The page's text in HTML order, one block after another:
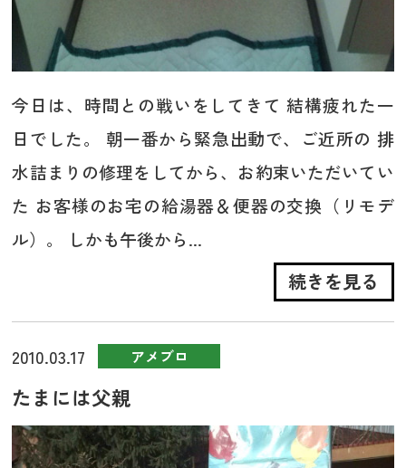
今日は、時間との戦いをしてきて 結構疲れた一
日でした。 朝一番から緊急出動で、ご近所の 排
水詰まりの修理をしてから、お約束いただいてい
た お客様のお宅の給湯器＆便器の交換（リモデ
ル）。 しかも午後から...
続きを見る
2010.03.17 アメブロ
たまには父親